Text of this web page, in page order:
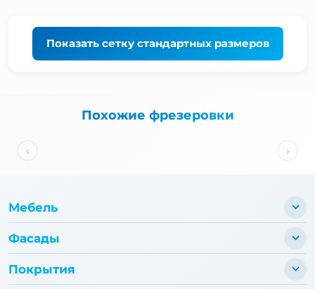
Показатьсетку стандартных размеров
Похожие фрезеровки
‹ ›
Мебель
Фасады
Покрытия